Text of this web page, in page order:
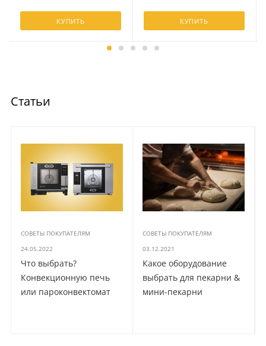
КУПИТЬ КУПИТЬ
Статьи
СОВЕТЫ ПОКУПАТЕЛЯМ
24.05.2022
Что выбрать?
Конвекционную печь
или пароконвектомат
СОВЕТЫ ПОКУПАТЕЛЯМ
03.12.2021
Какое оборудование
выбрать для пекарни &
мини-пекарни